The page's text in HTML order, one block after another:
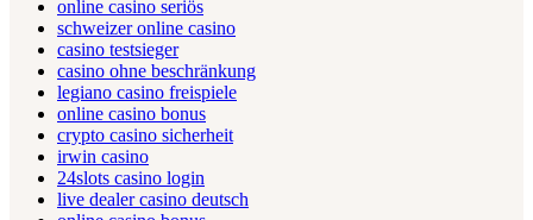
online casino seriös
schweizer online casino
casino testsieger
casino ohne beschränkung
legiano casino freispiele
online casino bonus
crypto casino sicherheit
irwin casino
24slots casino login
live dealer casino deutsch